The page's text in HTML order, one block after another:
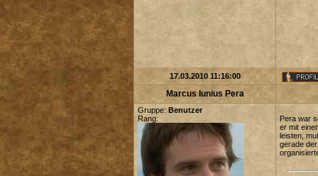
17.03.2010 11:16:00
Marcus Iunius Pera
Gruppe: Benutzer
Rang:
Pera war
er mit
leisten,
gerade